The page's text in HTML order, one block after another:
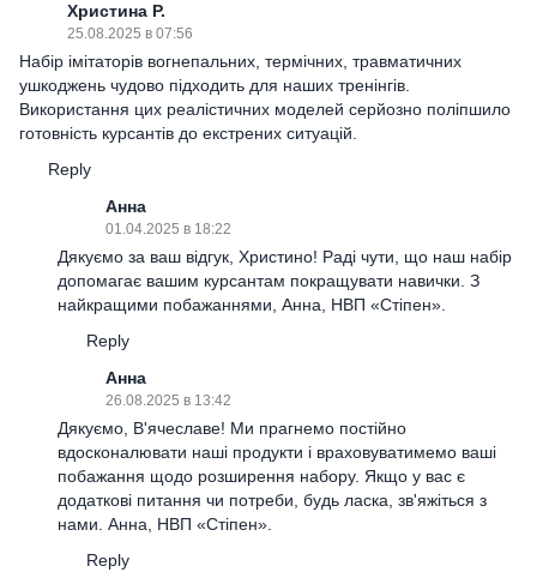
Христина Р.
25.08.2025 в 07:56
Набір імітаторів вогнепальних, термічних, травматичних
ушкоджень чудово підходить для наших тренінгів.
Використання цих реалістичних моделей серйозно поліпшило
готовність курсантів до екстрених ситуацій.
Reply
Анна
01.04.2025 в 18:22
Дякуємо за ваш відгук, Христино! Раді чути, що наш набір
допомагає вашим курсантам покращувати навички. З
найкращими побажаннями, Анна, НВП «Стіпен».
Reply
Анна
26.08.2025 в 13:42
Дякуємо, В'ячеславе! Ми прагнемо постійно
вдосконалювати наші продукти і враховуватимемо ваші
побажання щодо розширення набору. Якщо у вас є
додаткові питання чи потреби, будь ласка, зв'яжіться з
нами. Анна, НВП «Стіпен».
Reply